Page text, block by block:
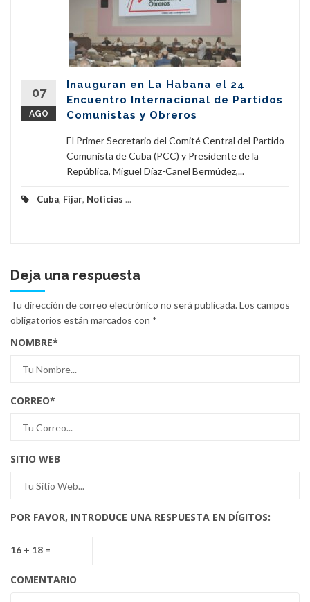
07
AGO
Inauguran en La Habana el 24
Encuentro Internacional de Partidos
Comunistas y Obreros
El Primer Secretario del Comité Central del Partido
Comunista de Cuba (PCC) y Presidente de la
República, Miguel Díaz-Canel Bermúdez,...
Cuba, Fijar, Noticias ...
Deja una respuesta
Tu dirección de correo electrónico no será publicada.Los campos
obligatorios están marcados con *
NOMBRE*
CORREO*
SITIO WEB
POR FAVOR, INTRODUCE UNA RESPUESTA EN DÍGITOS:
16 + 18 =
COMENTARIO